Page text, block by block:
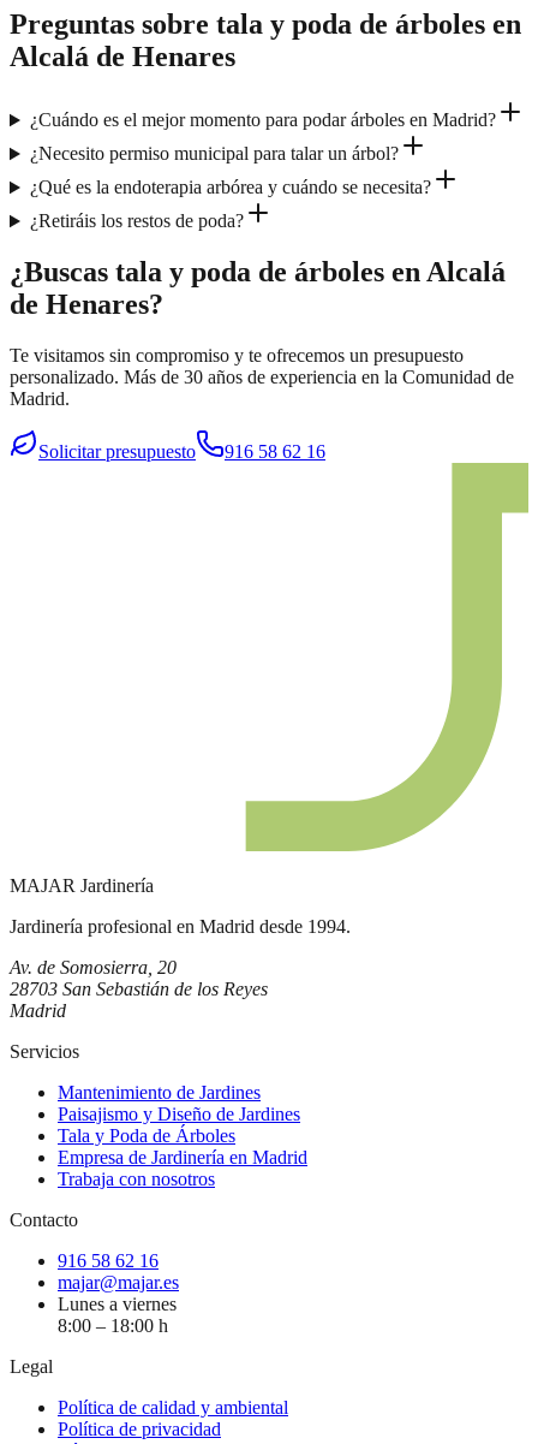
Preguntas sobre tala y poda de árboles en
Alcalá de Henares
¿Cuándo es el mejor momento para podar árboles en Madrid?
¿Necesito permiso municipal para talar un árbol?
¿Qué es la endoterapia arbórea y cuándo se necesita?
¿Retiráis los restos de poda?
¿Buscas tala y poda de árboles en Alcalá
de Henares?
Te visitamos sin compromiso y te ofrecemos un presupuesto
personalizado. Más de 30 años de experiencia en la Comunidad de
Madrid.
Solicitar presupuesto 916 58 62 16
MAJAR Jardinería
Jardinería profesional en Madrid desde 1994.
Av. de Somosierra, 20
28703 San Sebastián de los Reyes
Madrid
Servicios
Mantenimiento de Jardines
Paisajismo y Diseño de Jardines
Tala y Poda de Árboles
Empresa de Jardinería en Madrid
Trabaja con nosotros
Contacto
916 58 62 16
majar@majar.es
Lunes a viernes
8:00 – 18:00 h
Legal
Política de calidad y ambiental
Política de privacidad